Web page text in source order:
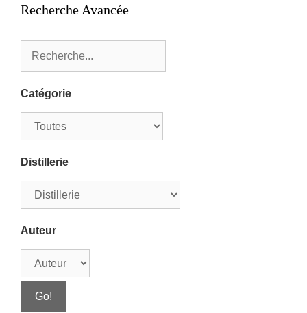
Recherche Avancée
Catégorie
Distillerie
Auteur